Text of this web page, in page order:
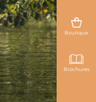
Boutique
Brochures